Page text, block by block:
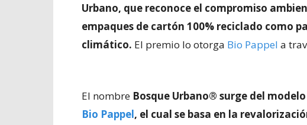
Urbano, que reconoce el compromiso
empaques de cartón 100% reciclado como
climático. El premio lo otorga Bio Pappel a
El nombre Bosque Urbano® surge del
Bio Pappel, el cual se basa en la